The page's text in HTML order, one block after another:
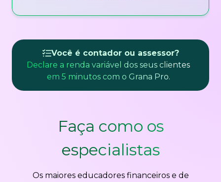
Você é contador ou assessor?
Declare a renda variável dos seus clientes
em 5 minutos com o Grana Pro.
Faça como os
especialistas
Os maiores educadores financeiros e de